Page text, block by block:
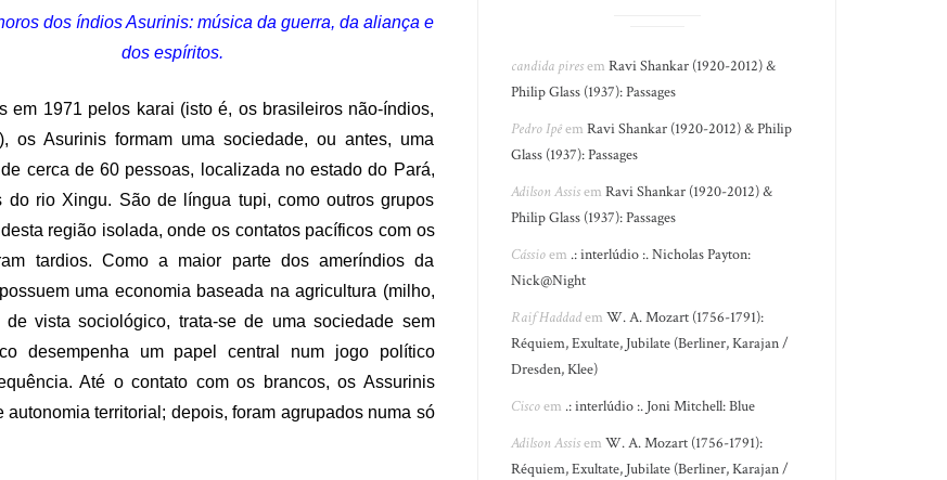
dos índios Asurinis: música da guerra, da aliança e
dos espíritos.
em 1971 pelos karai (isto é, os brasileiros não-índios,
os Asurinis formam uma sociedade, ou antes, uma
cerca de 60 pessoas, localizada no estado do Pará,
do rio Xingu. São de língua tupi, como outros grupos
região isolada, onde os contatos pacíficos com os
tardios. Como a maior parte dos ameríndios da
uma economia baseada na agricultura (milho,
vista sociológico, trata-se de uma sociedade sem
desempenha um papel central num jogo político
Até o contato com os brancos, os Assurinis
territorial; depois, foram agrupados numa só
candida piresemRavi Shankar (1920-2012) &
Philip Glass (1937): Passages
Pedro IpêemRavi Shankar (1920-2012) & Philip
Glass (1937): Passages
Adilson AssisemRavi Shankar (1920-2012) &
Philip Glass (1937): Passages
Cássioem .: interlúdio :. Nicholas Payton:
Nick@Night
Raif HaddademW. A. Mozart (1756-1791):
Réquiem, Exultate, Jubilate (Berliner, Karajan /
Dresden, Klee)
Ciscoem .: interlúdio :. Joni Mitchell: Blue
Adilson AssisemW. A. Mozart (1756-1791):
Réquiem, Exultate, Jubilate (Berliner, Karajan /